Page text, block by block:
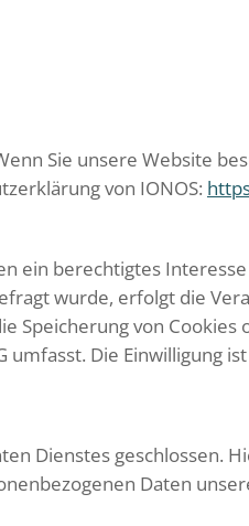
Sie unsere Website
von IONOS:
ein berechtigtes
wurde, erfolgt die
Speicherung von
umfasst. Die Einwilligung
Dienstes geschlossen.
Daten